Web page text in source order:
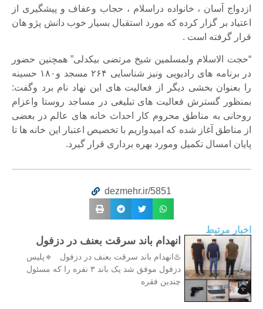
ازدواج آسان ، خانواده دراسلام ، حجاب وعفاف و پیشگیری از
اعتیاد بر گزار کرده که مورد استقبال بسیار خوب دانش پژو هان
قرار گرفته است .
“حجت الاسلام ولمسلمین شیخ مرتضی بیکدلی” همچنین حضور
در برنامه های رادیویی ونیز شناسایی ۲۶۴ مسجد و۱۸۰ حسینه
را بعنوان بخشی دیگر از فعالیت های این نهاد نام برد وگفت:
بمنظور گسترش فعالیت های تبلیغی در مساجد روستا واعزام
روحانی به مناطق محروم کار احداث خانه های عالم در بعضی
از مناطق آغاز شده که امیدواریم با تخصیص اعتبار این خانه ها تا
پایان امسال تکمیل ومورد بهره برداری قرار گیرد.
dezmehr.ir/5851
اخبار مرتبط
انهدام باند سرقت بعنف در دزفول
♨️انهدام باند سرقت بعنف در دزفول 🔹پلیس
دزفول موفق شد یک باند ۳ نفره را که مسئول
چندین فقره